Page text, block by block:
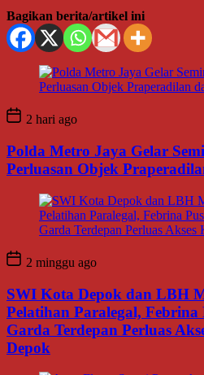
Bagikan berita/artikel ini
2 hari ago
Polda Metro Jaya Gelar
Perluasan Objek
2 minggu ago
SWI Kota Depok dan LBH
Pelatihan Paralegal, Febrina
Garda Terdepan Perluas
Depok